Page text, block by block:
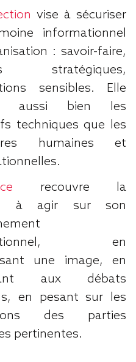
vise à sécuriser
informationnel
: savoir-faire,
stratégiques,
sensibles. Elle
aussi bien les
techniques que les
humaines et
recouvre la
à agir sur son
en
une image, en
aux débats
en pesant sur les
des parties
pertinentes.